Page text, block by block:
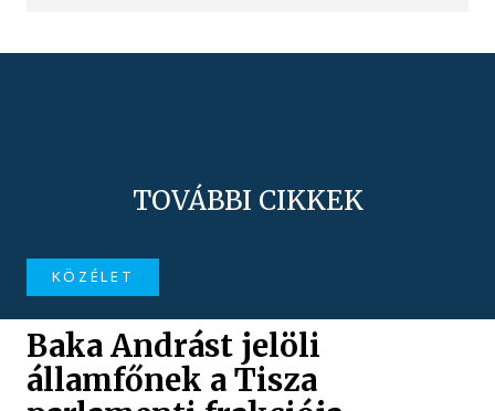
TOVÁBBI CIKKEK
KÖZÉLET
Baka Andrást jelöli
államfőnek a Tisza